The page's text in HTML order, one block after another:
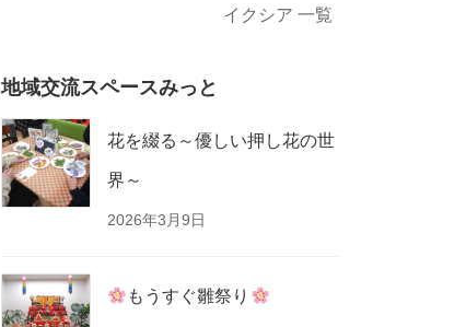
イクシア 一覧
地域交流スペースみっと
花を綴る～優しい押し花の世
界～
2026年3月9日
もうすぐ雛祭り